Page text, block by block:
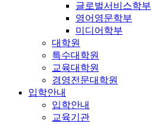
글로벌서비스학부
영어영문학부
미디어학부
대학원
특수대학원
교육대학원
경영전문대학원
입학안내
입학안내
교육기관